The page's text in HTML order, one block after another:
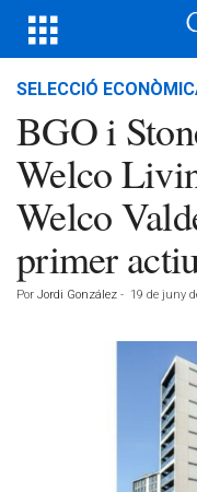
SELECCIÓ
BGO i
Welco
Welco
primer
Por Jordi González - 19 de juny